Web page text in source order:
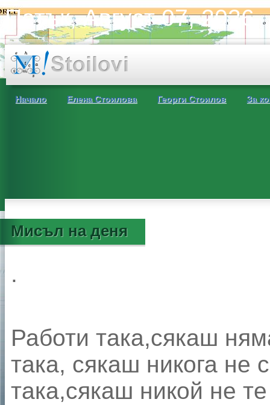
Петък, Август 07, 2026
Начало Елена Стоилова Георги Стоилов За
Мисъл на деня
.
Работи така,сякаш
така, сякаш никога не
така,сякаш никой не